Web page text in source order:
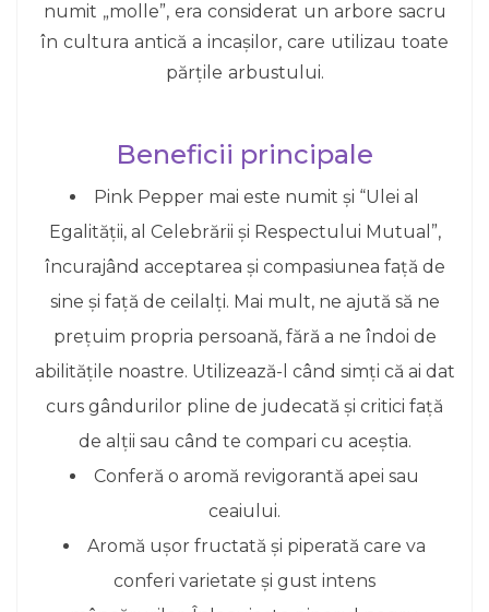
numit „molle”, era considerat un arbore sacru
în cultura antică a incașilor, care utilizau toate
părțile arbustului.
Beneficii principale
Pink Pepper mai este numit și “Ulei al
Egalității, al Celebrării și Respectului Mutual”,
încurajând acceptarea și compasiunea față de
sine și față de ceilalți. Mai mult, ne ajută să ne
prețuim propria persoană, fără a ne îndoi de
abilitățile noastre. Utilizează-l când simți că ai dat
curs gândurilor pline de judecată și critici față
de alții sau când te compari cu aceștia.
Conferă o aromă revigorantă apei sau
ceaiului.
Aromă ușor fructată și piperată care va
conferi varietate și gust intens